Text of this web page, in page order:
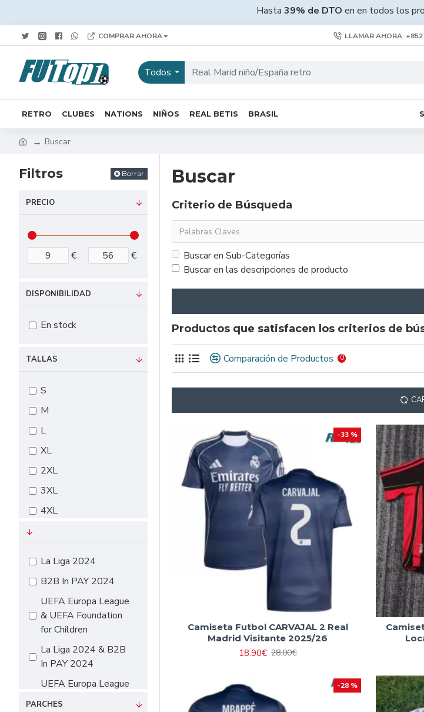
Hasta 39% de DTO en en todos los
COMPRAR AHORA LLAMAR AHORA:
Todos
RETRO CLUBES NATIONS NIÑOS REAL BETIS BRASIL
Buscar
Filtros Borrar
PRECIO
€ €
TALLAS
S
M
L
XL
2XL
3XL
4XL
#24 135cm-145cm
#26 145cm-155cm
#28 155cm-165cm
#10（115cm-
125cm）
#12（125cm-
La Liga 2024
B2B In PAY 2024
UEFA Europa League
& UEFA Foundation
for Children
La Liga 2024 & B2B
In PAY 2024
UEFA Europa League
& UEFA Foundation
PARCHES
DISPONIBILIDAD
En stock
Buscar
Criterio de Búsqueda
Buscar en Sub-Categorías
Buscar en las descripciones de producto
Productos que satisfacen los criterios de
Comparación de Productos 0
-33 %
Camiseta Futbol CARVAJAL 2 Real
Madrid Visitante 2025/26
18.90€ 28.00€
-28 %